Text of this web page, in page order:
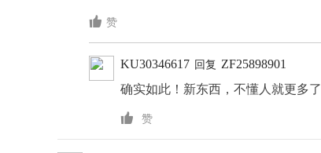
 赞
KU30346617 回复 ZF25898901
确实如此！新东西，不懂人就更多了
 赞